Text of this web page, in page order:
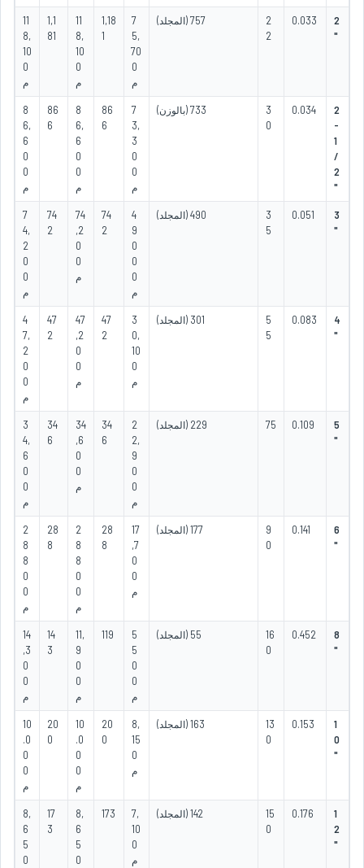
2
"
0.033
2
2
757 (المجلد)
7
5,
70
0
م
1,18
1
11
8,
10
0
م
1,1
81
11
8,
10
0
م
2
-
1
/
2
"
0.034
3
0
733 (بالوزن)
7
3,
3
0
0
م
86
6
8
6,
6
0
0
م
86
6
8
6,
6
0
0
م
3
"
0.051
3
5
490 (المجلد)
4
9
0
0
0
م
74
2
74
,2
0
0
م
74
2
7
4,
2
0
0
م
4
"
0.083
5
5
301 (المجلد)
3
0,
10
0
م
47
2
47
,2
0
0
م
47
2
4
7,
2
0
0
م
5
"
0.109
75 229 (المجلد)
2
2,
9
0
0
م
34
6
34
,6
0
0
م
34
6
3
4,
6
0
0
م
6
"
0.141
9
0
177 (المجلد)
17
,7
0
0
م
28
8
2
8
8
0
0
م
28
8
2
8
8
0
0
م
8
"
0.452
16
0
55 (المجلد)
5
5
0
0
م
119
11,
9
0
0
م
14
3
14
,3
0
0
م
1
0
"
0.153
13
0
163 (المجلد)
8,
15
0
م
20
0
10
.0
0
0
م
20
0
10
.0
0
0
م
1
2
"
0.176
15
0
142 (المجلد)
7,
10
0
م
173
8,
6
5
0
17
3
8,
6
5
0